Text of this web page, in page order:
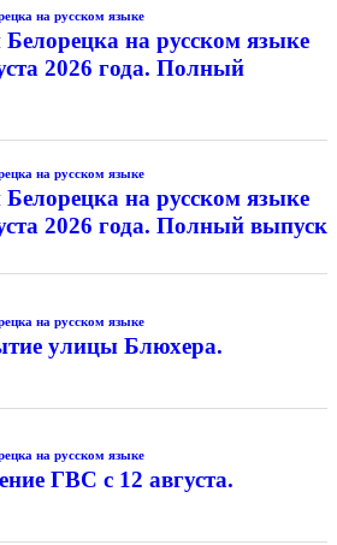
на русском языке
на русском языке
2026 года. Полный
на русском языке
на русском языке
2026 года. Полный выпуск
на русском языке
улицы Блюхера.
на русском языке
ГВС с 12 августа.